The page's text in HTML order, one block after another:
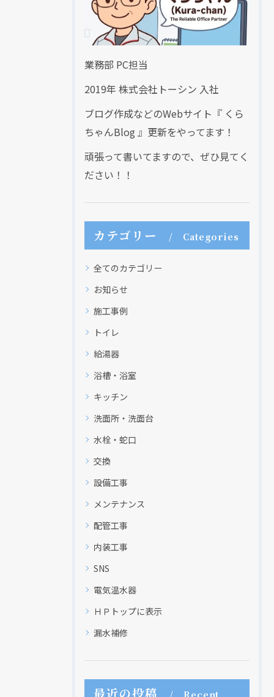
業務部 PC担当
2019年 株式会社トーシン 入社
ブログ作成などのWebサイト『 くら
ちゃんBlog 』更新をやってます！
頑張って書いてますので、ぜひ見てく
ださい！！
カテゴリー Categories
全てのカテゴリー
お知らせ
施工事例
トイレ
給湯器
浴槽・浴室
キッチン
洗面所・洗面台
水栓・蛇口
交換
設備工事
メンテナンス
配管工事
内装工事
SNS
電気温水器
ＨＰトップに表示
漏水補修
最近の投稿 Recent